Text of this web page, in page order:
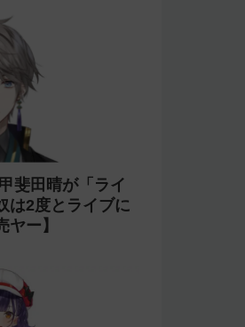
斐田晴が「ライ
は2度とライブに
ー】